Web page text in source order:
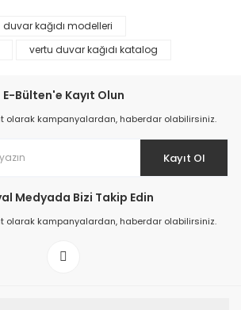
duvar kağıdı modelleri
vertu duvar kağıdı katalog
E-Bülten'e Kayıt Olun
olarak kampanyalardan, haberdar olabilirsiniz.
Kayıt Ol
Medyada Bizi Takip Edin
olarak kampanyalardan, haberdar olabilirsiniz.